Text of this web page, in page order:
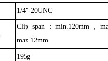
1/4"-20UNC
Clip span：min.120mm，
max.12mm
195g